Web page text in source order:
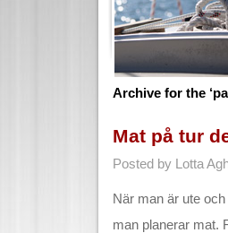
Archive for the
Mat på tur
Posted by Lotta
När man är ute
man planerar mat.